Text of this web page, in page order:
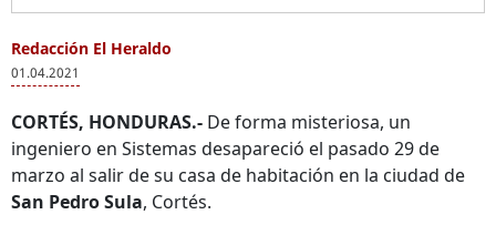
Redacción El Heraldo
01.04.2021
CORTÉS, HONDURAS.- De forma misteriosa, un
ingeniero en Sistemas desapareció el pasado 29 de
marzo al salir de su casa de habitación en la ciudad de
San Pedro Sula, Cortés.